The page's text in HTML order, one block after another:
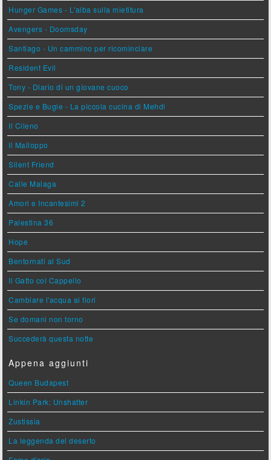
Hunger Games - L'alba sulla mietitura
Avengers - Doomsday
Santiago - Un cammino per ricominciare
Resident Evil
Tony - Diario di un giovane cuoco
Spezie e Bugie - La piccola cucina di Mehdi
Il Cileno
Il Malloppo
Silent Friend
Calle Malaga
Amori e Incantesimi 2
Palestina 36
Hope
Bentornati al Sud
Il Gatto col Cappello
Cambiare l'acqua ai fiori
Se domani non torno
Succederà questa notte
Appena aggiunti
Queen Budapest
Linkin Park: Unshatter
Zustissia
La leggenda del deserto